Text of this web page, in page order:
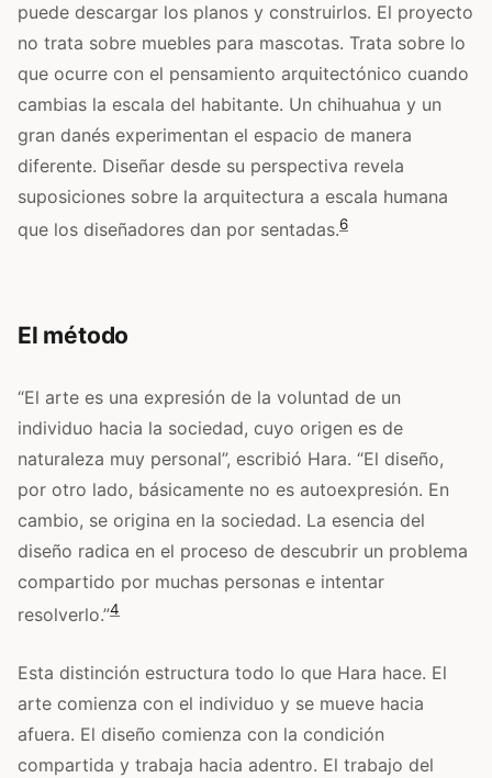
puede descargar los planos y construirlos. El proyecto
no trata sobre muebles para mascotas. Trata sobre lo
que ocurre con el pensamiento arquitectónico cuando
cambias la escala del habitante. Un chihuahua y un
gran danés experimentan el espacio de manera
diferente. Diseñar desde su perspectiva revela
suposiciones sobre la arquitectura a escala humana
que los diseñadores dan por sentadas.6
El método
“El arte es una expresión de la voluntad de un
individuo hacia la sociedad, cuyo origen es de
naturaleza muy personal”, escribió Hara. “El diseño,
por otro lado, básicamente no es autoexpresión. En
cambio, se origina en la sociedad. La esencia del
diseño radica en el proceso de descubrir un problema
compartido por muchas personas e intentar
resolverlo.”4
Esta distinción estructura todo lo que Hara hace. El
arte comienza con el individuo y se mueve hacia
afuera. El diseño comienza con la condición
compartida y trabaja hacia adentro. El trabajo del